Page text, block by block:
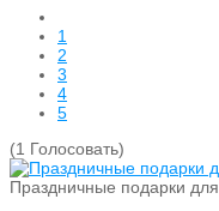
1
2
3
4
5
(1 Голосовать)
Праздничные подарки